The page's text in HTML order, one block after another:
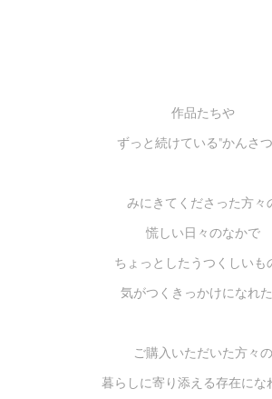
作品たちや
ずっと続けている"かんさ
みにきてくださった方々
慌しい日々のなかで
ちょっとしたうつくしいも
気がつくきっかけになれ
ご購入いただいた方々の
暮らしに寄り添える存在にな